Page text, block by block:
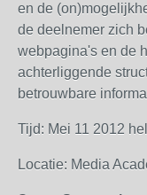
en de
de deelnemer zich
webpagina's en de
achterliggende
betrouwbare
Tijd: Mei 11 2012
Locatie: Media